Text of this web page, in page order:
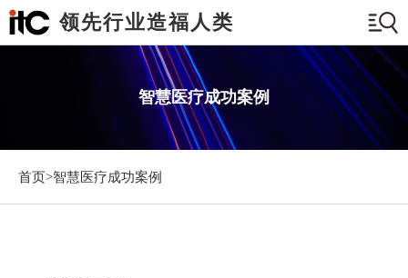
领先行业造福人类
智慧医疗成功案例
首页>智慧医疗成功案例